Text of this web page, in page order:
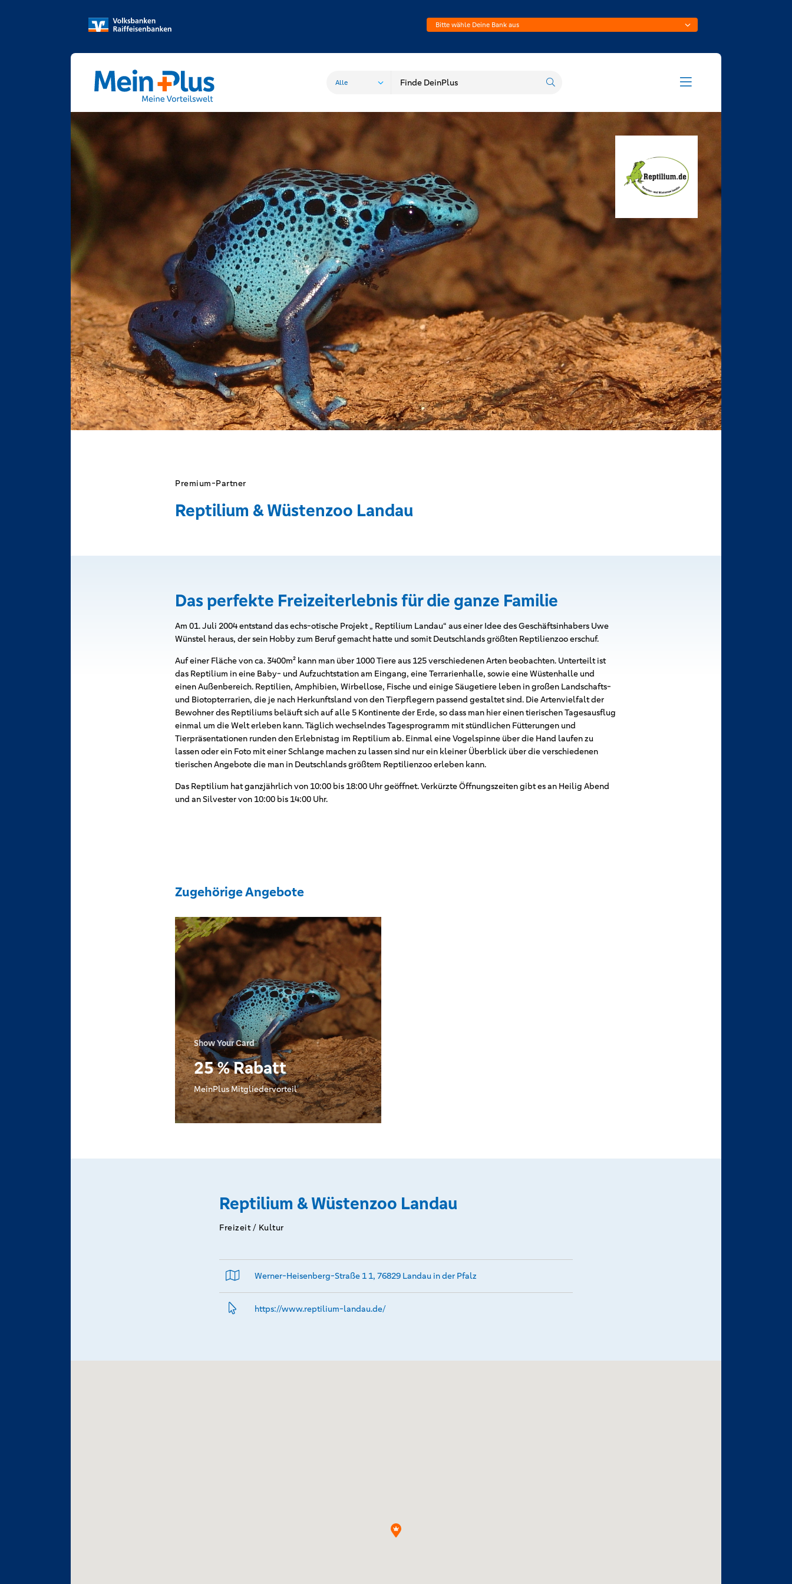
Bitte wähle Deine Bank aus
Premium-Partner
Reptilium & Wüstenzoo Landau
Das perfekte Freizeiterlebnis für die ganze Familie
Am 01. Juli 2004 entstand das echs-otische Projekt „ Reptilium Landau“ aus einer Idee des Geschäftsinhabers Uwe
Wünstel heraus, der sein Hobby zum Beruf gemacht hatte und somit Deutschlands größten Reptilienzoo erschuf.
Auf einer Fläche von ca. 3400m² kann man über 1000 Tiere aus 125 verschiedenen Arten beobachten. Unterteilt ist
das Reptilium in eine Baby- und Aufzuchtstation am Eingang, eine Terrarienhalle, sowie eine Wüstenhalle und
einen Außenbereich. Reptilien, Amphibien, Wirbellose, Fische und einige Säugetiere leben in großen Landschafts-
und Biotopterrarien, die je nach Herkunftsland von den Tierpflegern passend gestaltet sind. Die Artenvielfalt der
Bewohner des Reptiliums beläuft sich auf alle 5 Kontinente der Erde, so dass man hier einen tierischen Tagesausflug
einmal um die Welt erleben kann. Täglich wechselndes Tagesprogramm mit stündlichen Fütterungen und
Tierpräsentationen runden den Erlebnistag im Reptilium ab. Einmal eine Vogelspinne über die Hand laufen zu
lassen oder ein Foto mit einer Schlange machen zu lassen sind nur ein kleiner Überblick über die verschiedenen
tierischen Angebote die man in Deutschlands größtem Reptilienzoo erleben kann.
Das Reptilium hat ganzjährlich von 10:00 bis 18:00 Uhr geöffnet. Verkürzte Öffnungszeiten gibt es an Heilig Abend
und an Silvester von 10:00 bis 14:00 Uhr.
Zugehörige Angebote
Show Your Card
25 % Rabatt
MeinPlus Mitgliedervorteil
Reptilium & Wüstenzoo Landau
Freizeit / Kultur
Werner-Heisenberg-Straße 1 1, 76829 Landau in der Pfalz
https://www.­reptilium-landau.­de/